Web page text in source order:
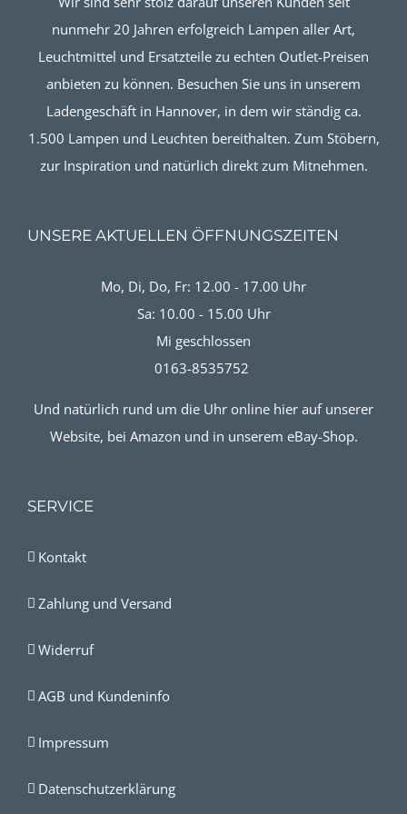
nunmehr 20 Jahren erfolgreich Lampen aller Art,
Leuchtmittel und Ersatzteile zu echten Outlet-Preisen
anbieten zu können. Besuchen Sie uns in unserem
Ladengeschäft in Hannover, in dem wir ständig ca.
1.500 Lampen und Leuchten bereithalten. Zum Stöbern,
zur Inspiration und natürlich direkt zum Mitnehmen.
UNSERE AKTUELLEN ÖFFNUNGSZEITEN
Mo, Di, Do, Fr: 12.00 - 17.00 Uhr
Sa: 10.00 - 15.00 Uhr
Mi geschlossen
0163-8535752
Und natürlich rund um die Uhr online hier auf unserer
Website, bei Amazon und in unserem eBay-Shop.
SERVICE
Kontakt
Zahlung und Versand
Widerruf
AGB und Kundeninfo
Impressum
Datenschutzerklärung